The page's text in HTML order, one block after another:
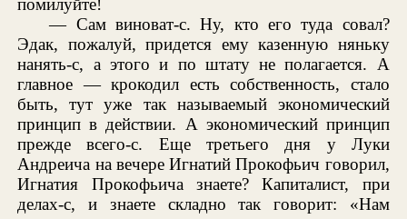
помилуйте!
— Сам виноват-с. Ну, кто его туда совал?
Эдак, пожалуй, придется ему казенную няньку
нанять-с, а этого и по штату не полагается. А
главное — крокодил есть собственность, стало
быть, тут уже так называемый экономический
принцип в действии. А экономический принцип
прежде всего-с. Еще третьего дня у Луки
Андреича на вечере Игнатий Прокофьич говорил,
Игнатия Прокофьича знаете? Капиталист, при
делах-с, и знаете складно так говорит: «Нам